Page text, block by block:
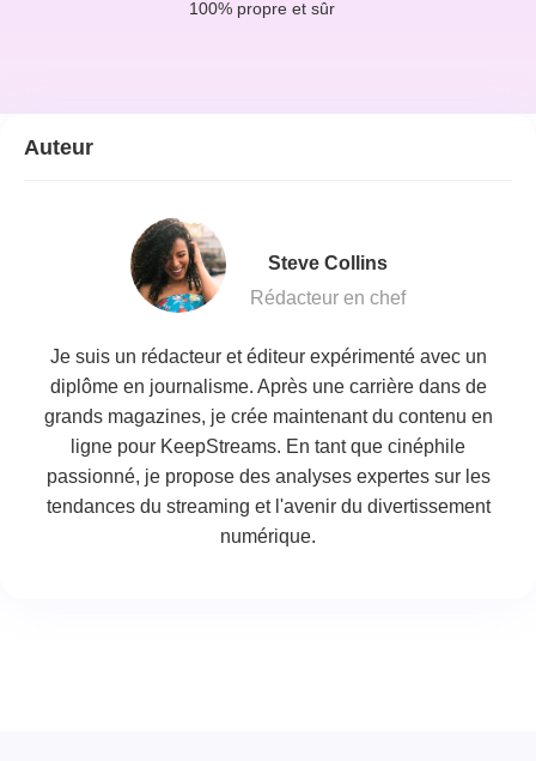
100% propre et sûr
Auteur
Steve Collins
Rédacteur en chef
Je suis un rédacteur et éditeur expérimenté avec un
diplôme en journalisme. Après une carrière dans de
grands magazines, je crée maintenant du contenu en
ligne pour KeepStreams. En tant que cinéphile
passionné, je propose des analyses expertes sur les
tendances du streaming et l'avenir du divertissement
numérique.